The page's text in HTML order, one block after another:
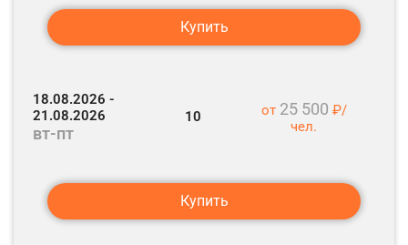
Купить
18.08.2026 -
21.08.2026
вт-пт
10 от 25 500 ₽/
чел.
Купить